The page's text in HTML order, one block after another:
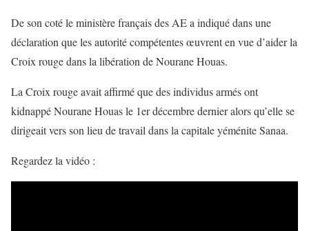
De son coté le ministère français des AE a indiqué dans une
déclaration que les autorité compétentes œuvrent en vue d’aider la
Croix rouge dans la libération de Nourane Houas.
La Croix rouge avait affirmé que des individus armés ont
kidnappé Nourane Houas le 1er décembre dernier alors qu’elle se
dirigeait vers son lieu de travail dans la capitale yéménite Sanaa.
Regardez la vidéo :